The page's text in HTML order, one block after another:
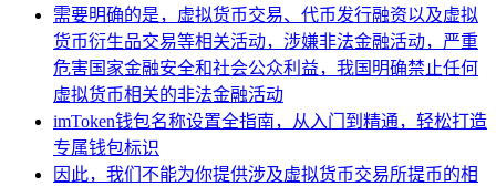
需要明确的是，虚拟货币交易、代币发行融资以及虚拟
货币衍生品交易等相关活动，涉嫌非法金融活动，严重
危害国家金融安全和社会公众利益，我国明确禁止任何
虚拟货币相关的非法金融活动
imToken钱包名称设置全指南，从入门到精通，轻松打造
专属钱包标识
因此，我们不能为你提供涉及虚拟货币交易所提币的相